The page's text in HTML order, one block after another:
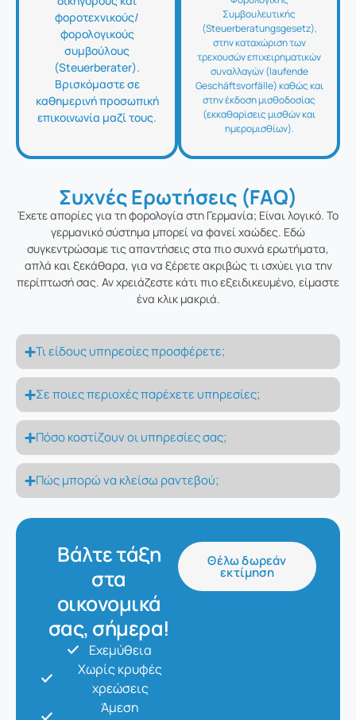
φοροτεχνικούς/
φορολογικούς
συμβούλους
(Steuerberater).
Βρισκόμαστε σε
καθημερινή προσωπική
επικοινωνία μαζί τους.
Συμβουλευτικής
(Steuerberatungsgesetz),
στην καταχώριση των
τρεχουσών επιχειρηματικών
συναλλαγών (laufende
Geschäftsvorfälle) καθώς και
στην έκδοση μισθοδοσίας
(εκκαθαρίσεις μισθών και
ημερομισθίων).
Συχνές Ερωτήσεις (FAQ)
Έχετε απορίες για τη φορολογία στη Γερμανία; Είναι λογικό. Το
γερμανικό σύστημα μπορεί να φανεί χαώδες. Εδώ
συγκεντρώσαμε τις απαντήσεις στα πιο συχνά ερωτήματα,
απλά και ξεκάθαρα, για να ξέρετε ακριβώς τι ισχύει για την
περίπτωσή σας. Αν χρειάζεστε κάτι πιο εξειδικευμένο, είμαστε
ένα κλικ μακριά.
Τι είδους υπηρεσίες προσφέρετε;
Σε ποιες περιοχές παρέχετε υπηρεσίες;
Πόσο κοστίζουν οι υπηρεσίες σας;
Πώς μπορώ να κλείσω ραντεβού;
Βάλτε τάξη
στα
οικονομικά
σας, σήμερα!
Εχεμύθεια
Χωρίς κρυφές
χρεώσεις
Άμεση
Θέλω δωρεάν
εκτίμηση